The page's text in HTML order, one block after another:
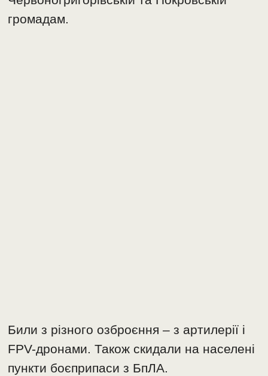
громадам.
Били з різного озброєння – з артилерії і
FPV-дронами. Також скидали на населені
пункти боєприпаси з БпЛА.